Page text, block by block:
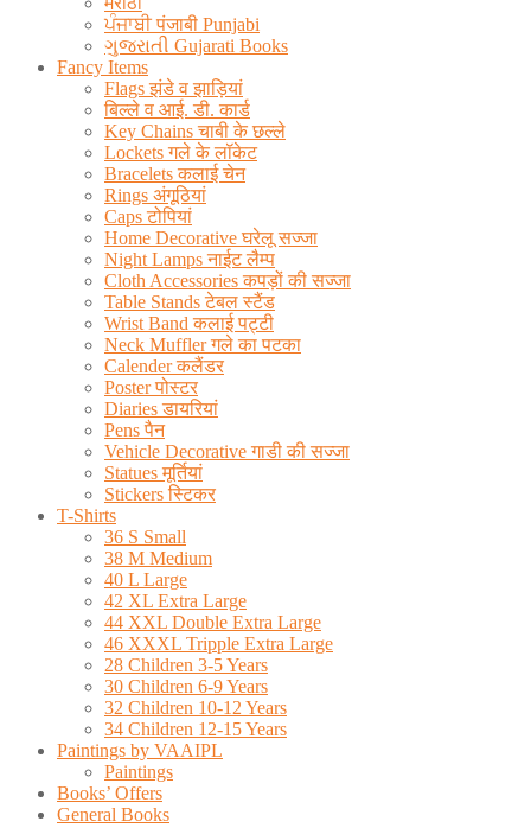
ਪੰਜਾਬੀ पंजाबी Punjabi
ગુજરાતી Gujarati Books
Fancy Items
Flags झंडे व झाड़ियां
बिल्ले व आई. डी. कार्ड
Key Chains चाबी के छल्ले
Lockets गले के लॉकेट
Bracelets कलाई चेन
Rings अंगूठियां
Caps टोपियां
Home Decorative घरेलू सज्जा
Night Lamps नाईट लैम्प
Cloth Accessories कपड़ों की सज्जा
Table Stands टेबल स्टैंड
Wrist Band कलाई पट्टी
Neck Muffler गले का पटका
Calender कलैंडर
Poster पोस्टर
Diaries डायरियां
Pens पैन
Vehicle Decorative गाडी की सज्जा
Statues मूर्तियां
Stickers स्टिकर
T-Shirts
36 S Small
38 M Medium
40 L Large
42 XL Extra Large
44 XXL Double Extra Large
46 XXXL Tripple Extra Large
28 Children 3-5 Years
30 Children 6-9 Years
32 Children 10-12 Years
34 Children 12-15 Years
Paintings by VAAIPL
Paintings
Books’ Offers
General Books